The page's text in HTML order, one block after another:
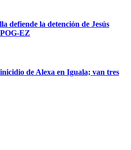
defiende la detención de Jesús
EZ
de Alexa en Iguala; van tres